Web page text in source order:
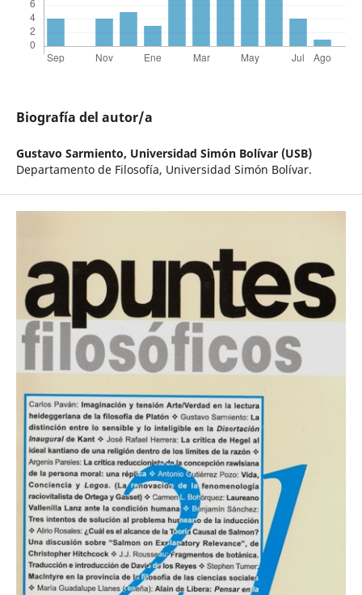
Biografía del autor/a
Gustavo Sarmiento, Universidad Simón Bolívar (USB)
Departamento de Filosofía, Universidad Simón Bolívar.